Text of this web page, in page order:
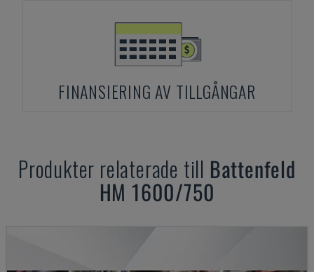
FINANSIERING AV TILLGÅNGAR
Produkter relaterade till Battenfeld
HM 1600/750